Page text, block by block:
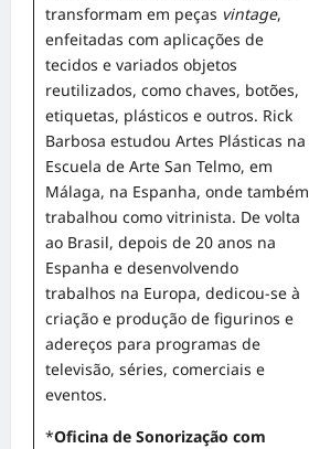
transformam em peças vintage,
enfeitadas com aplicações de
tecidos e variados objetos
reutilizados, como chaves, botões,
etiquetas, plásticos e outros. Rick
Barbosa estudou Artes Plásticas na
Escuela de Arte San Telmo, em
Málaga, na Espanha, onde também
trabalhou como vitrinista. De volta
ao Brasil, depois de 20 anos na
Espanha e desenvolvendo
trabalhos na Europa, dedicou-se à
criação e produção de figurinos e
adereços para programas de
televisão, séries, comerciais e
eventos.
*Oficina de Sonorização com